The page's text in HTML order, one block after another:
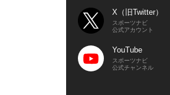
X（旧Twitter）
スポーツナビ
公式アカウント
YouTube
スポーツナビ
公式チャンネル